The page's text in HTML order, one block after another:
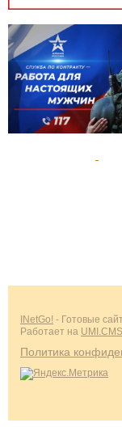
INetGo! - Готовые
Работает на UMI.CMS
Политика